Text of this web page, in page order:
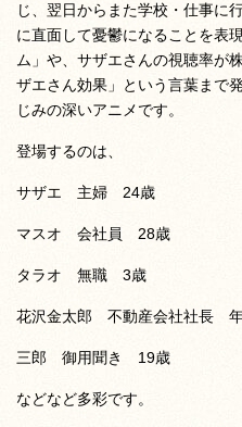
じ、翌日からまた学校・仕事に
に直面して憂鬱になることを表
ム」や、サザエさんの視聴率が
ザエさん効果」という言葉まで
じみの深いアニメです。
登場するのは、
サザエ 主婦 24歳
マスオ 会社員 28歳
タラオ 無職 3歳
花沢金太郎 不動産会社社長
三郎 御用聞き 19歳
などなど多彩です。